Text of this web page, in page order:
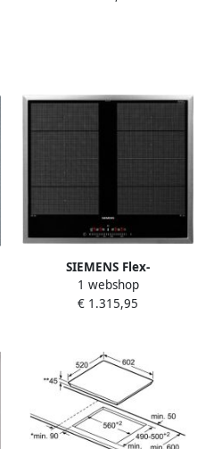
SIEMENS Flex-
inductiekookplaat van
SCHOTT CERAN EX645FXC1E
1 webshop
€ 1.315,95